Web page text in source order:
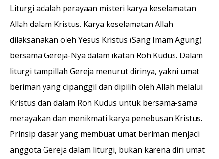
Liturgi adalah perayaan misteri karya keselamatan
Allah dalam Kristus. Karya keselamatan Allah
dilaksanakan oleh Yesus Kristus (Sang Imam Agung)
bersama Gereja-Nya dalam ikatan Roh Kudus. Dalam
liturgi tampillah Gereja menurut dirinya, yakni umat
beriman yang dipanggil dan dipilih oleh Allah melalui
Kristus dan dalam Roh Kudus untuk bersama-sama
merayakan dan menikmati karya penebusan Kristus.
Prinsip dasar yang membuat umat beriman menjadi
anggota Gereja dalam liturgi, bukan karena diri umat